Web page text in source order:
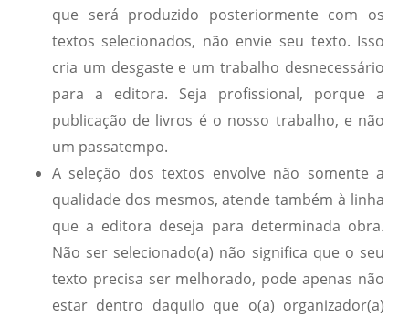
que será produzido posteriormente com os
textos selecionados, não envie seu texto. Isso
cria um desgaste e um trabalho desnecessário
para a editora. Seja profissional, porque a
publicação de livros é o nosso trabalho, e não
um passatempo.
A seleção dos textos envolve não somente a
qualidade dos mesmos, atende também à linha
que a editora deseja para determinada obra.
Não ser selecionado(a) não significa que o seu
texto precisa ser melhorado, pode apenas não
estar dentro daquilo que o(a) organizador(a)